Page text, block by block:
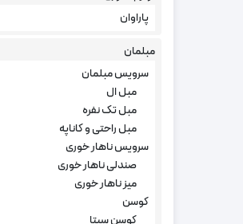
پاراوان
مبلمان
سرویس مبلمان
مبل ال
مبل تک نفره
مبل راحتی و کاناپه
سرویس ناهار خوری
صندلی ناهار خوری
میز ناهار خوری
کوسن
کوسن سیتا